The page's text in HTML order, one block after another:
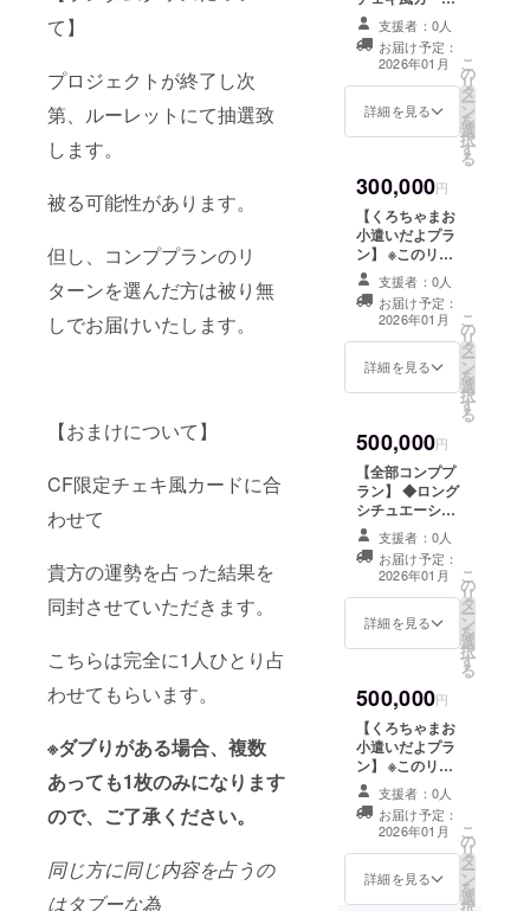
て】
プロジェクトが終了し次
第、ルーレットにて抽選致
します。
被る可能性があります。
但し、コンププランのリ
ターンを選んだ方は被り無
しでお届けいたします。
【おまけについて】
CF限定チェキ風カードに合
わせて
貴方の運勢を占った結果を
同封させていただきます。
こちらは完全に1人ひとり占
わせてもらいます。
※ダブりがある場合、複数
あっても1枚のみになります
ので、ご了承ください。
同じ方に同じ内容を占うの
はタブーな為
備考欄に希望さ
れるお名前をご
記入ください。︎
◇支援者様限定
プロジェクトの
進捗報告
◇CF限定チェキ
風カード（ラン
ダム３種類中２
種） ┗サイズ：
89×63mm ◇あ
なたのお名前を
お呼びしてお礼
させていただき
ほどの動画音声
データをメール
にてURLでお渡
しとなります。
┗備考欄に希望
されるお名前を
ご記入くださ
い。︎ ◇Live2d姿
でのお礼動画 ┣
画をメールにて
URLでお渡し。
ラファン限定オ
リジナルPC壁紙
◇クラファン限
定オリジナルス
マホ壁紙 ◇初配
信内のスライド
にお名前掲載 ┗
備考欄に希望さ
れるお名前をご
記入ください。︎
◇支援者様限定
プロジェクトの
（ランダム３種
類中３種） ┗サ
イズ：
89×63mm ◆CF
限定BIG缶バッ
ジ（ランダム３
限定アクリル
キーホルダー
（ランダム３種
類中３種） ┗サ
イズ：70ｍｍ
◆CF限定マジッ
クテープステッ
カー ※数量限定
┗サイズ：80ｍ
ｍ ◇CF限定アク
リルスタンド ┗
サイズ：100mm
りメッセージ色
紙 ◇ロングシ
チュエーション
ボイス ┣備考欄
にご希望のシ
チュエーション
をご記入してく
ださい。 ┗３分
間のオリジナル
セリフを収録し
て動画音声デー
なたのお名前を
お呼びしてお礼
させていただき
ます。 ┣１０秒
ほどの動画音声
データをメール
にてURLでお渡
しとなります。
┗備考欄に希望
されるお名前を
ご記入くださ
支援者：0人
お届け予定：
2026年01月
詳細を見る
こ
の
リ
タ
ー
ン
を
選
択
す
る
300,000円
【くろちゃまお
小遣いだよプラ
ン】 ※このリ
ターンは3,000円
のリターンと同
じ内容になりま
す。 ◆初配信内
のスライドにお
名前掲載 ┗ 備考
援者様限定プロ
ジェクトの進捗
報告
支援者：0人
お届け予定：
2026年01月
詳細を見る
こ
の
リ
タ
ー
ン
を
選
択
す
る
500,000円
【全部コンププ
ラン】 ◆ロング
シチュエーショ
ンボイス ┣備考
欄にご希望のシ
チュエーション
をご記入してく
ださい。 ┗５分
間のオリジナル
URLでお渡しい
たします。 ◆あ
なたのリクエス
トをYouTubeに
て歌ってみた投
稿します。 ┗制
作過程など限定
先行公開いたし
ます。 ◆世界に
一点だけ！あな
たの誕生天然石
支援者：0人
お届け予定：
2026年01月
詳細を見る
こ
の
リ
タ
ー
ン
を
選
択
す
る
500,000円
【くろちゃまお
小遣いだよプラ
ン】 ※このリ
ターンは3,000円
のリターンと同
じ内容になりま
す。 ◆初配信内
のスライドにお
名前掲載 ┗ 備考
支援者：0人
お届け予定：
2026年01月
詳細を見る
こ
の
リ
タ
ー
ン
を
選
択